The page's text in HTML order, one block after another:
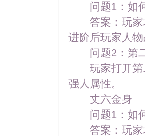
问题1：如何
答案：玩家
进阶后玩家人
问题2：第二
玩家打开第
强大属性。
丈六金身
问题1：如何
答案：玩家